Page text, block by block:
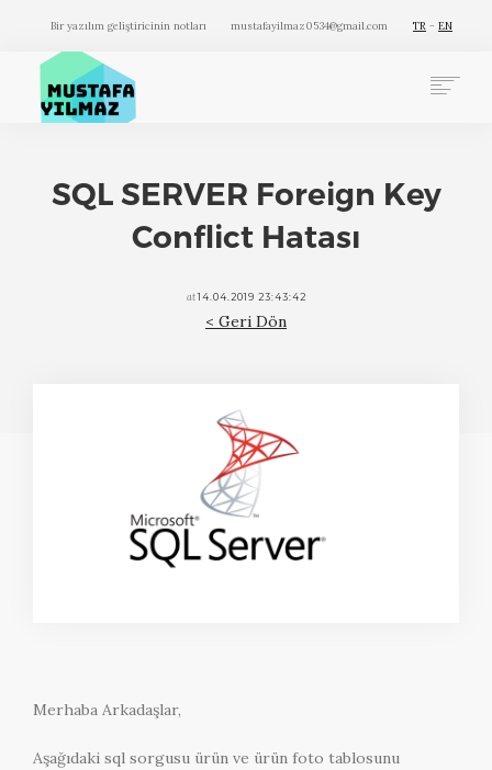
Bir yazılım geliştiricinin notları mustafayilmaz0534@gmail.com TR - EN
PROJELER
SQL SERVER Foreign Key
Conflict Hatası
at14.04.2019 23:43:42
< Geri Dön
Merhaba Arkadaşlar,
Aşağıdaki sql sorgusu ürün ve ürün foto tablosunu